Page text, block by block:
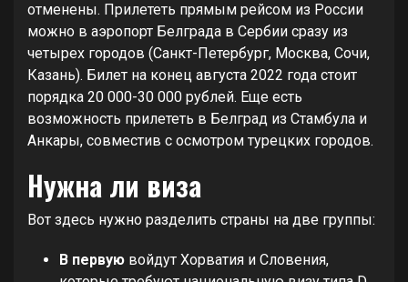
отменены. Прилететь прямым рейсом из России
можно в аэропорт Белграда в Сербии сразу из
четырех городов (Санкт-Петербург, Москва, Сочи,
Казань). Билет на конец августа 2022 года стоит
порядка 20 000-30 000 рублей. Еще есть
возможность прилететь в Белград из Стамбула и
Анкары, совместив с осмотром турецких городов.
Нужна ли виза
Вот здесь нужно разделить страны на две группы:
В первую войдут Хорватия и Словения,